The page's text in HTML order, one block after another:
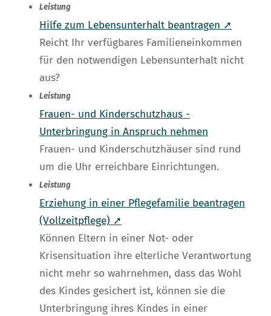
Leistung
Hilfe zum Lebensunterhalt beantragen ➚
Reicht Ihr verfügbares Familieneinkommen
für den notwendigen Lebensunterhalt nicht
aus?
Leistung
Frauen- und Kinderschutzhaus -
Unterbringung in Anspruch nehmen
Frauen- und Kinderschutzhäuser sind rund
um die Uhr erreichbare Einrichtungen.
Leistung
Erziehung in einer Pflegefamilie beantragen
(Vollzeitpflege) ➚
Können Eltern in einer Not- oder
Krisensituation ihre elterliche Verantwortung
nicht mehr so wahrnehmen, dass das Wohl
des Kindes gesichert ist, können sie die
Unterbringung ihres Kindes in einer